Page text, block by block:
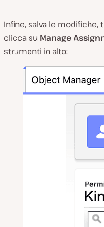
Infine, salva le modifiche,
clicca su Manage
strumenti in alto: